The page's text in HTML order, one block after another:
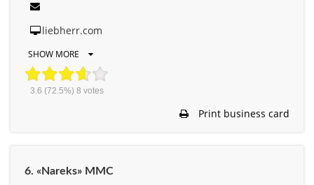
liebherr.com
SHOW MORE
3.6 (72.5%) 8 votes
Print business card
6. «Nareks» MMC